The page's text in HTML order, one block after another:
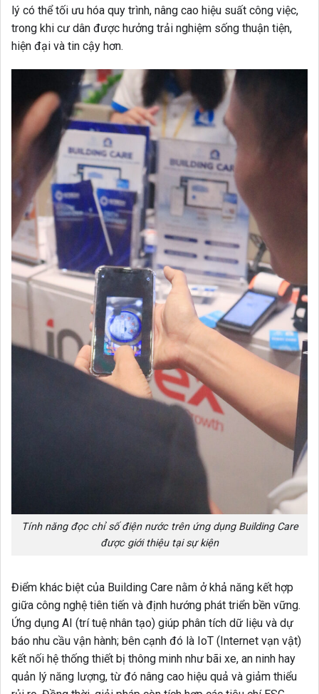
lý có thể tối ưu hóa quy trình, nâng cao hiệu suất công việc,
trong khi cư dân được hưởng trải nghiệm sống thuận tiện,
hiện đại và tin cậy hơn.
Tính năng đọc chỉ số điện nước trên ứng dụng Building Care
được giới thiệu tại sự kiện
Điểm khác biệt của Building Care nằm ở khả năng kết hợp
giữa công nghệ tiên tiến và định hướng phát triển bền vững.
Ứng dụng AI (trí tuệ nhân tạo) giúp phân tích dữ liệu và dự
báo nhu cầu vận hành; bên cạnh đó là IoT (Internet vạn vật)
kết nối hệ thống thiết bị thông minh như bãi xe, an ninh hay
quản lý năng lượng, từ đó nâng cao hiệu quả và giảm thiểu